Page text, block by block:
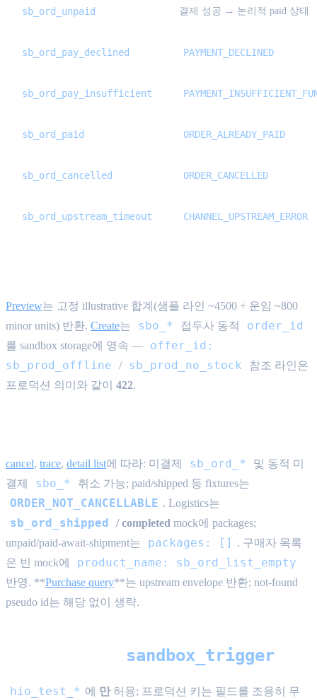
sb_ord_unpaid 결제 성공 → 논리적 paid 상태
sb_ord_pay_declined PAYMENT_DECLINED
sb_ord_pay_insufficient
sb_ord_paid ORDER_ALREADY_PAID
sb_ord_cancelled ORDER_CANCELLED
sb_ord_upstream_timeout CHANNEL_UPSTREAM_ERROR
Preview는 고정 illustrative 합계(샘플 라인 ~4500 + 운임 ~800
minor units) 반환. Create는 sbo_* 접두사 동적 order_id
를 sandbox storage에 영속 —
offer_id:
sb_prod_offline
/ sb_prod_no_stock
참조 라인은
프로덕션 의미와 같이 422.
cancel, trace, detail list에 따라: 미결제 sb_ord_*
및 동적 미
결제
sbo_* 취소 가능; paid/shipped 등 fixtures는
ORDER_NOT_CANCELLABLE . Logistics는
sb_ord_shipped / completed mock에 packages;
unpaid/paid-await-shipment는
packages: []
. 구매자 목록
은 빈 mock에
product_name: sb_ord_list_empty
반영. **Purchase query**는 upstream envelope 반환; not-found
pseudo id는 해당 없이 생략.
sandbox_trigger
hio_test_* 에 만허용; 프로덕션 키는 필드를 조용히 무